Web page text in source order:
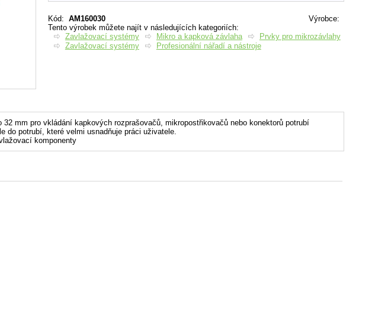
Kód: AM160030 Výrobce:
Tento výrobek můžete najít v následujících kategoriích:
Zavlažovací systémy
Mikro a kapková závlaha
Prvky pro mikrozávlahy
Zavlažovací systémy
Profesionální nářadí a nástroje
mm pro vkládání kapkových rozprašovačů, mikropostřikovačů nebo konektorů potrubí
do potrubí, které velmi usnadňuje práci uživatele.
komponenty